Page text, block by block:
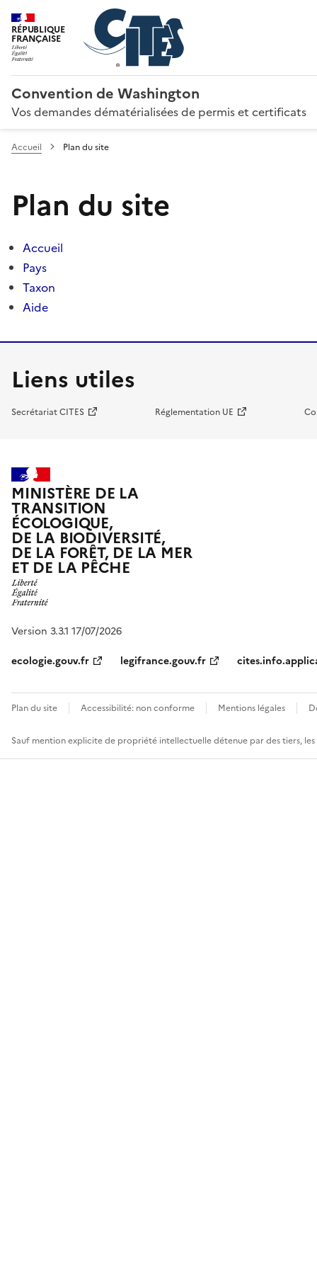
RÉPUBLIQUE
FRANÇAISE
Convention de Washington
Vos demandes dématérialisées de permis et certificats
Accueil Plan du site
Plan du site
Accueil
Pays
Taxon
Aide
Liens utiles
Secrétariat CITES Réglementation UE
MINISTÈRE DE LA
TRANSITION
ÉCOLOGIQUE,
DE LA BIODIVERSITÉ,
DE LA FORÊT, DE LA MER
ET DE LA PÊCHE
Version 3.3.1 17/07/2026
ecologie.gouv.fr
legifrance.gouv.fr
Plan du site Accessibilité: non conforme Mentions légales
Sauf mention explicite de propriété intellectuelle détenue par des tiers,